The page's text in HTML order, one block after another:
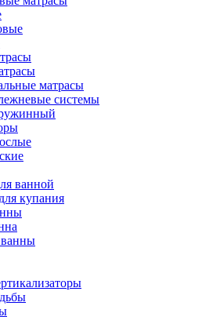
матрасы
системы
ванной
купания